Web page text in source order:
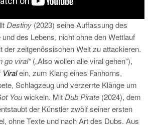
Destiny (2023) seine Auffassung des
des Lebens, nicht ohne den Wettlauf
der zeitgenössischen Welt zu attackieren.
go viral“(„Also wollen alle viral gehen“),
Viralein, zum Klang eines Fanhorns,
Schlagzeug und verzerrte Klänge um
Youwickeln. Mit Dub Pirate (2024), dem
der Künstler zwölf seiner ersten
ohne Texte und nach Art des Dubs. Aus